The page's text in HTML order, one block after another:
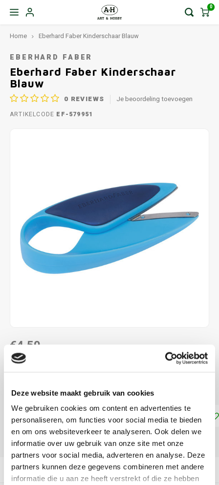
Deze website maakt gebruik van cookies
We gebruiken cookies om content en advertenties te
personaliseren, om functies voor social media te bieden
en om ons websiteverkeer te analyseren. Ook delen we
informatie over uw gebruik van onze site met onze
partners voor social media, adverteren en analyse. Deze
partners kunnen deze gegevens combineren met andere
informatie die u aan ze heeft verstrekt of die ze hebben
0
Home Eberhard Faber Kinderschaar Blauw
EBERHARD FABER
Eberhard Faber Kinderschaar
Blauw
0 REVIEWS Je beoordeling toevoegen
ARTIKELCODE EF-579951
€4,50
DIRECT LEVERBAAR
Voor links- en rechtshandigen Lees meer
Toevoegen aan winkelwagen
DELEN:
Productomschrijving